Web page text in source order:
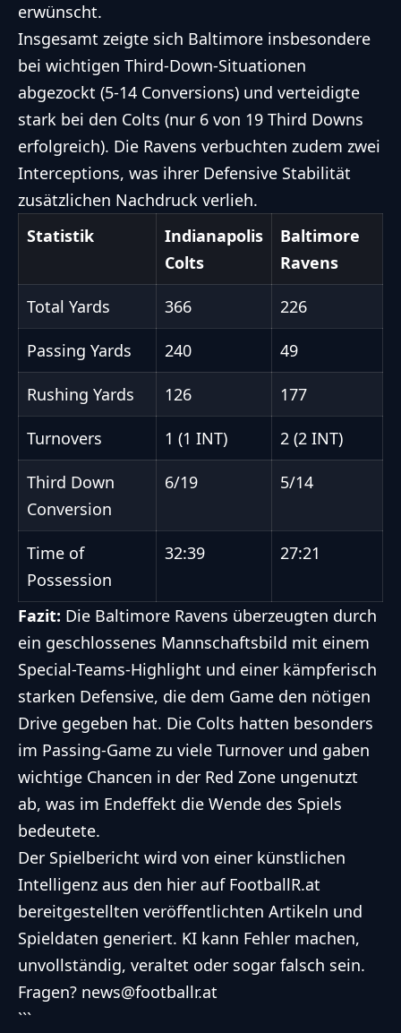
erwünscht.
Insgesamt zeigte sich Baltimore insbesondere
bei wichtigen Third-Down-Situationen
abgezockt (5-14 Conversions) und verteidigte
stark bei den Colts (nur 6 von 19 Third Downs
erfolgreich). Die Ravens verbuchten zudem zwei
Interceptions, was ihrer Defensive Stabilität
zusätzlichen Nachdruck verlieh.
Statistik
Indianapolis
Colts
Baltimore
Ravens
Total Yards 366 226
Passing Yards 240 49
Rushing Yards 126 177
Turnovers 1 (1 INT) 2 (2 INT)
Third Down
Conversion
6/19 5/14
Time of
Possession
32:39 27:21
Fazit: Die Baltimore Ravens überzeugten durch
ein geschlossenes Mannschaftsbild mit einem
Special-Teams-Highlight und einer kämpferisch
starken Defensive, die dem Game den nötigen
Drive gegeben hat. Die Colts hatten besonders
im Passing-Game zu viele Turnover und gaben
wichtige Chancen in der Red Zone ungenutzt
ab, was im Endeffekt die Wende des Spiels
bedeutete.
Der Spielbericht wird von einer künstlichen
Intelligenz aus den hier auf FootballR.at
bereitgestellten veröffentlichten Artikeln und
Spieldaten generiert. KI kann Fehler machen,
unvollständig, veraltet oder sogar falsch sein.
Fragen? news@footballr.at
```